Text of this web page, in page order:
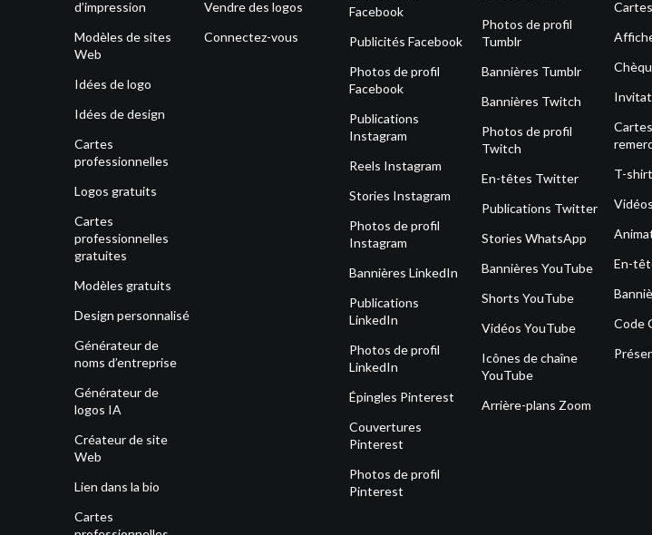
d’impression
Modèles de sites
Web
Idées de logo
Idées de design
Cartes
professionnelles
Logos gratuits
Cartes
professionnelles
gratuites
Modèles gratuits
Design personnalisé
Générateur de
noms d’entreprise
Générateur de
logos IA
Créateur de site
Web
Lien dans la bio
Cartes
Vendre des logos
Connectez-vous
Facebook
Publicités Facebook
Photos de profil
Facebook
Publications
Instagram
Reels Instagram
Stories Instagram
Photos de profil
Instagram
Bannières LinkedIn
Publications
LinkedIn
Photos de profil
LinkedIn
Épingles Pinterest
Couvertures
Pinterest
Photos de profil
Pinterest
Photos de profil
Tumblr
Bannières Tumblr
Bannières Twitch
Photos de profil
Twitch
En-têtes Twitter
Publications Twitter
Stories WhatsApp
Bannières YouTube
Shorts YouTube
Vidéos YouTube
Icônes de chaîne
YouTube
Arrière-plans Zoom
T-
Vidéos
En-
Code